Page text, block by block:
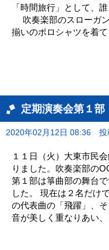
「時間旅行」として、
吹奏楽部のスローガ
揃いのポロシャツを着
定期演奏会第１部
2020年02月12日 08:36 投
１１日（火）大東市民
りました。吹奏楽部の
第１部は箏曲部の舞台
した。 現在は２名だけ
の代表曲の「飛躍」、
音が美しく重なりあい